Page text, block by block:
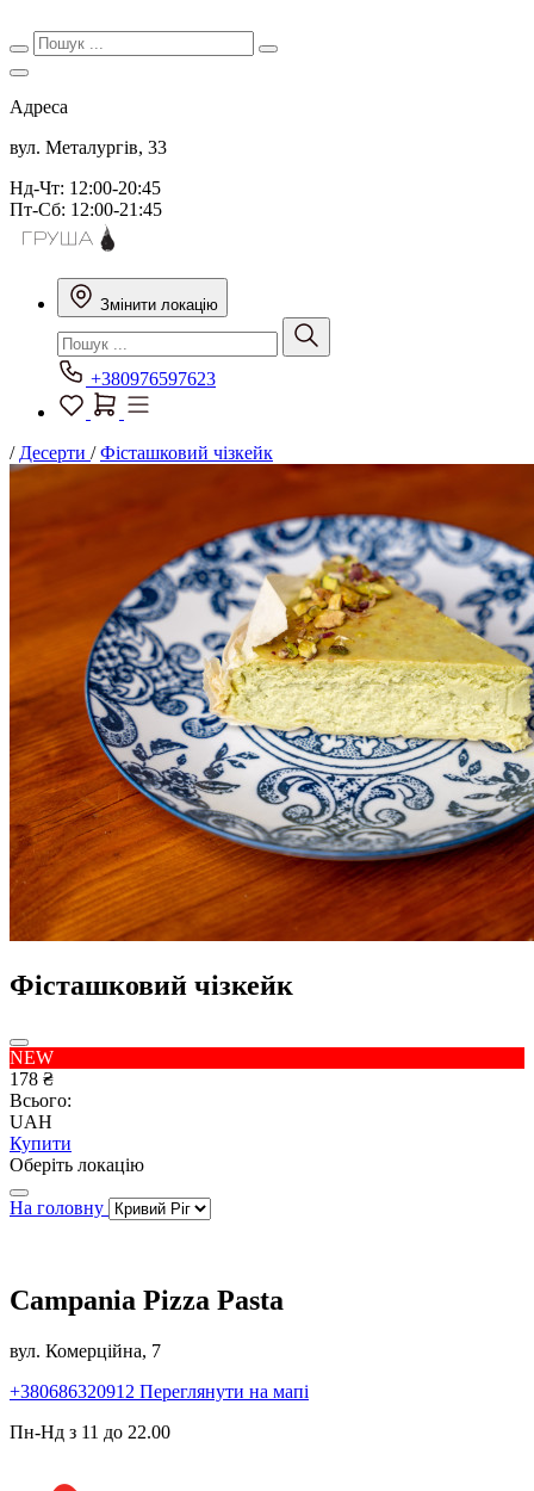
Адреса
вул. Металургів, 33
Нд-Чт: 12:00-20:45
Пт-Сб: 12:00-21:45
Змінити локацію
+380976597623
/ Десерти /Фісташковий чізкейк
Фісташковий чізкейк
NEW
178 ₴
Всього:
UAH
Купити
Оберіть локацію
На головну
Campania Pizza Pasta
вул. Комерційна, 7
+380686320912 Переглянути на мапі
Пн-Нд з 11 до 22.00